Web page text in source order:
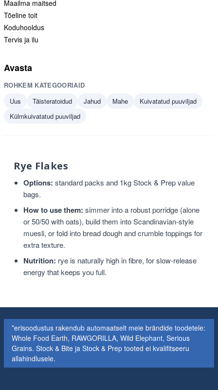
Maailma maitsed
Tõeline toit
Koduhooldus
Tervis ja ilu
Avasta
ROHKEM KATEGOORIAID
Uus
Täisteratoidud Jahud Mahe
Kuivatatud puuviljad
Külmkuivatatud puuviljad
Rye Flakes
Options: standard packs and 1kg Stock & Prep value
bags.
How to use them: simmer into a robust porridge (alone
or 50/50 with oats), build them into Scandinavian-style
muesli, or fold into bread dough and crumble toppings for
extra texture.
Nutrition: rye is naturally high in fibre, for slow-release
energy that keeps you full.
*erisoodustus rakendub automaatselt meie brändide toodetele:
Whole Food Earth, RAWGORILLA, Wild Elephant, Serious
Grains. Stock & Bite ja Stock & Prep tooted ei kvalifitseeru
allahindlusele.